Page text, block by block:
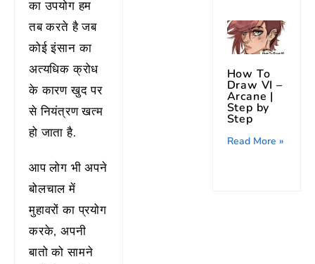
का उपयोग हम
तब करते है जब
कोई इंसान का
अत्यधिक क्रोध
के कारण खुद पर
से नियंत्रण खत्म
हो जाता है.
आप लोग भी अपने
बोलचाल में
मुहावरों का प्रयोग
करके, अपनी
बातो को सामने
How To
Draw VI –
Arcane |
Step by
Step
Read More »